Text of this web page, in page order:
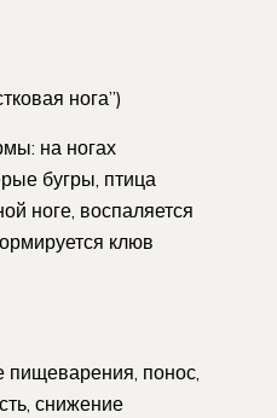
нога”)
на ногах
бугры, птица
ноге, воспаляется
клюв
понос,
снижение